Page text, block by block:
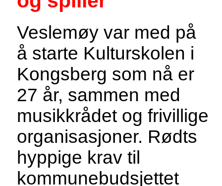
Veslemøy var med på
å starte Kulturskolen i
Kongsberg som nå er
27 år, sammen med
musikkrådet og frivillige
organisasjoner. Rødts
hyppige krav til
kommunebudsjettet